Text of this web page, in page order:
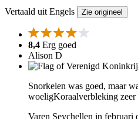
Vertaald uit Engels Zie origineel
8,4 Erg goed
Alison D
Snorkelen was goed, maar
woeligKoraalverbleking
Varen Seychellen in februari